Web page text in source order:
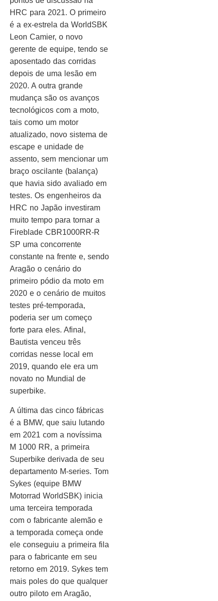
HRC para 2021. O primeiro
é a ex-estrela da WorldSBK
Leon Camier, o novo
gerente de equipe, tendo se
aposentado das corridas
depois de uma lesão em
2020. A outra grande
mudança são os avanços
tecnológicos com a moto,
tais como um motor
atualizado, novo sistema de
escape e unidade de
assento, sem mencionar um
braço oscilante (balança)
que havia sido avaliado em
testes. Os engenheiros da
HRC no Japão investiram
muito tempo para tornar a
Fireblade CBR1000RR-R
SP uma concorrente
constante na frente e, sendo
Aragão o cenário do
primeiro pódio da moto em
2020 e o cenário de muitos
testes pré-temporada,
poderia ser um começo
forte para eles. Afinal,
Bautista venceu três
corridas nesse local em
2019, quando ele era um
novato no Mundial de
superbike.
A última das cinco fábricas
é a BMW, que saiu lutando
em 2021 com a novíssima
M 1000 RR, a primeira
Superbike derivada de seu
departamento M-series. Tom
Sykes (equipe BMW
Motorrad WorldSBK) inicia
uma terceira temporada
com o fabricante alemão e
a temporada começa onde
ele conseguiu a primeira fila
para o fabricante em seu
retorno em 2019. Sykes tem
mais poles do que qualquer
outro piloto em Aragão,